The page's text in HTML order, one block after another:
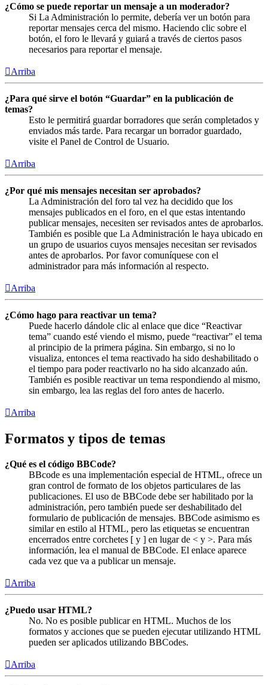
¿Cómo se puede reportar un mensaje a un moderador?
Si La Administración lo permite, debería ver un botón para
reportar mensajes cerca del mismo. Haciendo clic sobre el
botón, el foro le llevará y guiará a través de ciertos pasos
necesarios para reportar el mensaje.
Arriba
¿Para qué sirve el botón “Guardar” en la publicación de
temas?
Esto le permitirá guardar borradores que serán completados y
enviados más tarde. Para recargar un borrador guardado,
visite el Panel de Control de Usuario.
Arriba
¿Por qué mis mensajes necesitan ser aprobados?
La Administración del foro tal vez ha decidido que los
mensajes publicados en el foro, en el que estas intentando
publicar mensajes, necesiten ser revisados antes de aprobarlos.
También es posible que La Administración le haya ubicado en
un grupo de usuarios cuyos mensajes necesitan ser revisados
antes de aprobarlos. Por favor comuníquese con el
administrador para más información al respecto.
Arriba
¿Cómo hago para reactivar un tema?
Puede hacerlo dándole clic al enlace que dice “Reactivar
tema” cuando esté viendo el mismo, puede “reactivar” el tema
al principio de la primera página. Sin embargo, si no lo
visualiza, entonces el tema reactivado ha sido deshabilitado o
el tiempo para poder reactivarlo no ha sido alcanzado aún.
También es posible reactivar un tema respondiendo al mismo,
sin embargo, lea las reglas del foro antes de hacerlo.
Arriba
Formatos y tipos de temas
¿Qué es el código BBCode?
BBcode es una implementación especial de HTML, ofrece un
gran control de formato de los objetos particulares de las
publicaciones. El uso de BBCode debe ser habilitado por la
administración, pero también puede ser deshabilitado del
formulario de publicación de mensajes. BBCode asimismo es
similar en estilo al HTML, pero las etiquetas se encuentran
encerrados entre corchetes [ y ] en lugar de < y >. Para más
información, lea el manual de BBCode. El enlace aparece
cada vez que va a publicar un mensaje.
Arriba
¿Puedo usar HTML?
No. No es posible publicar en HTML. Muchos de los
formatos y acciones que se pueden ejecutar utilizando HTML
pueden ser aplicados utilizando BBCodes.
Arriba